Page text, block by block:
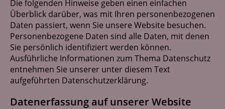
Profils
Actualités
Réseau
Contact
Die folgenden Hinweise geben einen einfachen
Überblick darüber, was mit Ihren personenbezogenen
Daten passiert, wenn Sie unsere Website besuchen.
Personenbezogene Daten sind alle Daten, mit denen
Sie persönlich identifiziert werden können.
Ausführliche Informationen zum Thema Datenschutz
entnehmen Sie unserer unter diesem Text
aufgeführten Datenschutzerklärung.
Datenerfassung auf unserer Website